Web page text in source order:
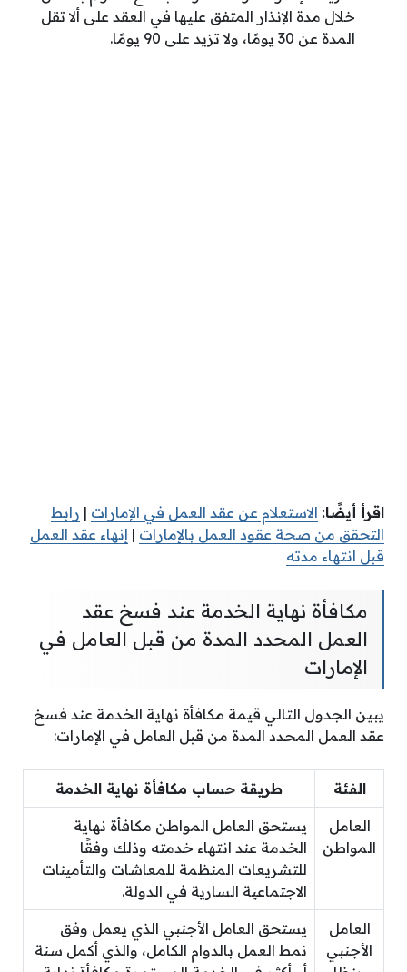
خلال مدة الإنذار المتفق عليها في العقد على ألا تقل
المدة عن 30 يومًا، ولا تزيد على 90 يومًا.
اقرأ أيضًا: الاستعلام عن عقد العمل في الإمارات | رابط
التحقق من صحة عقود العمل بالإمارات | إنهاء عقد العمل
قبل انتهاء مدته
مكافأة نهاية الخدمة عند فسخ عقد
العمل المحدد المدة من قبل العامل في
الإمارات
يبين الجدول التالي قيمة مكافأة نهاية الخدمة عند فسخ
عقد العمل المحدد المدة من قبل العامل في الإمارات:
الفئة طريقة حساب مكافأة نهاية الخدمة
العامل
المواطن
يستحق العامل المواطن مكافأة نهاية
الخدمة عند انتهاء خدمته وذلك وفقًا
للتشريعات المنظمة للمعاشات والتأمينات
الاجتماعية السارية في الدولة.
العامل
الأجنبي
يستحق العامل الأجنبي الذي يعمل وفق
نمط العمل بالدوام الكامل، والذي أكمل سنة